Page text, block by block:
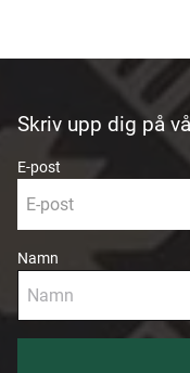
Skriv upp dig på
E-post
Namn